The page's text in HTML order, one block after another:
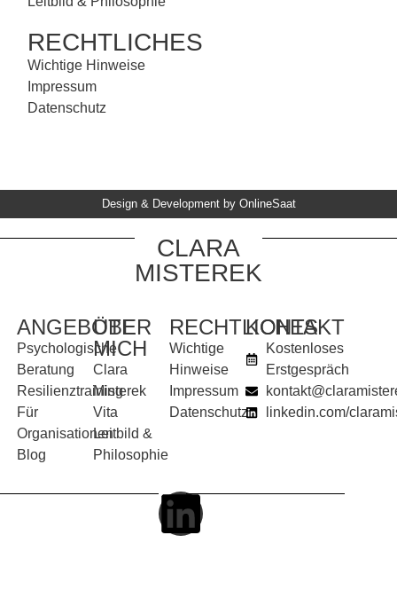
RECHTLICHES
Wichtige Hinweise
Impressum
Datenschutz
Design & Development by OnlineSaat
CLARA
MISTEREK
ANGEBOTE
Psychologische
Beratung
Resilienztraining
Für
Organisationen
Blog
ÜBER
MICH
Clara
Misterek
Vita
Leitbild &
Philosophie
RECHTLICHES
Wichtige
Hinweise
Impressum
Datenschutz
KONTAKT
Kostenloses
Erstgespräch
linkedin.com/